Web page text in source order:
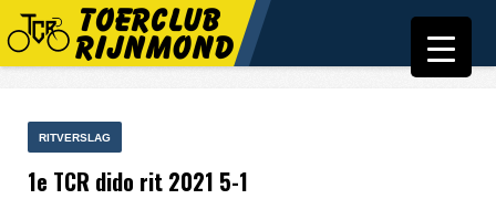
RITVERSLAG
1e TCR dido rit 2021 5-1